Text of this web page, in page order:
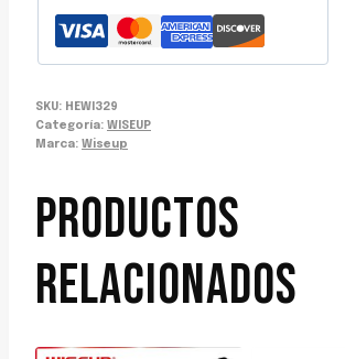
SKU: HEWI329
Categoría: WISEUP
Marca: Wiseup
PRODUCTOS
RELACIONADOS